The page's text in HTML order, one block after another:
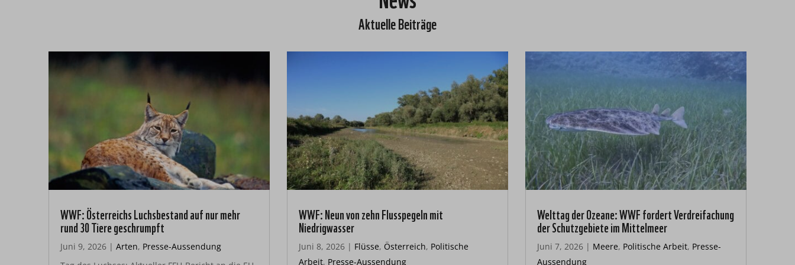
Aktuelle Beiträge
WWF: Österreichs Luchsbestand auf nur mehr
rund 30 Tiere geschrumpft
Juni 9, 2026 | Arten, Presse-Aussendung
WWF: Neun von zehn Flusspegeln mit
Niedrigwasser
Juni 8, 2026| Flüsse, Österreich, Politische
Arbeit, Presse-Aussendung
Welttag der Ozeane: WWF fordert Verdreifachung
der Schutzgebiete im Mittelmeer
Juni 7, 2026| Meere, Politische Arbeit, Presse-
Aussendung